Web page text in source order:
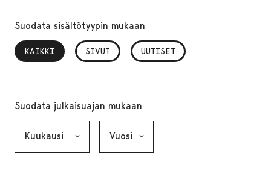
Suodata sisältötyypin mukaan
KAIKKI
, VALITTU SIVUT UUTISET
Suodata julkaisuajan mukaan